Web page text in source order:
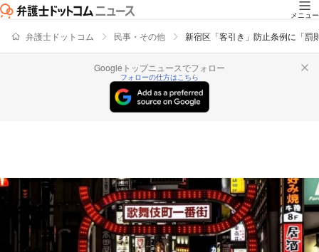
メニュー
弁護士ドットコム 民事・その他 新宿区「客引き」防止条例に「罰
Googleトップニュースでフォロー
フォローの仕方はこちら